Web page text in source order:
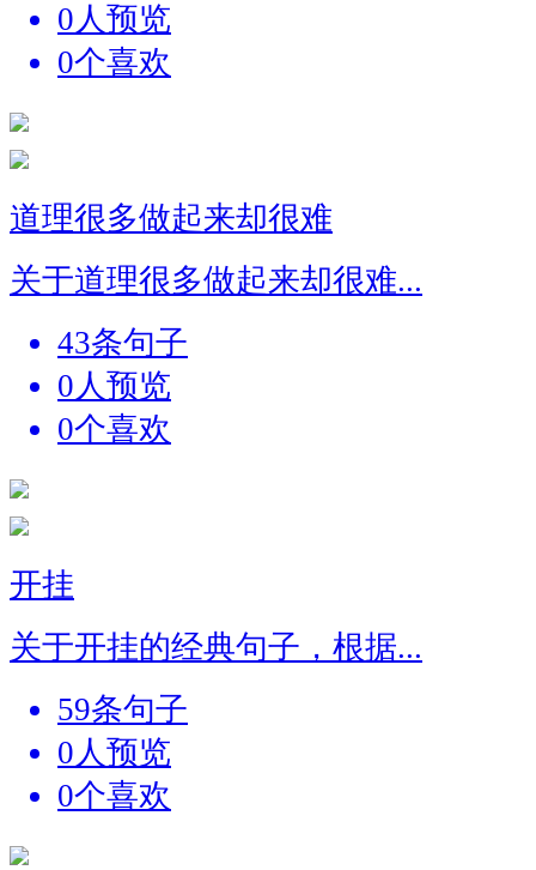
0人预览
0个喜欢
道理很多做起来却很难
关于道理很多做起来却很难...
43条句子
0人预览
0个喜欢
开挂
关于开挂的经典句子，根据...
59条句子
0人预览
0个喜欢